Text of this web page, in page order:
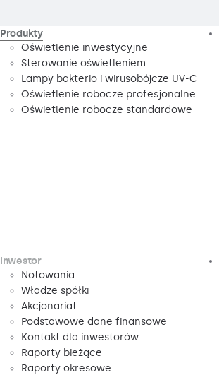
Produkty
Oświetlenie inwestycyjne
Sterowanie oświetleniem
Lampy bakterio i wirusobójcze UV-C
Oświetlenie robocze profesjonalne
Oświetlenie robocze standardowe
Inwestor
Notowania
Władze spółki
Akcjonariat
Podstawowe dane finansowe
Kontakt dla inwestorów
Raporty bieżące
Raporty okresowe